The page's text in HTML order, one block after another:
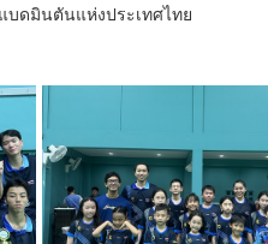
บดมินตันแห่งประเทศไทย